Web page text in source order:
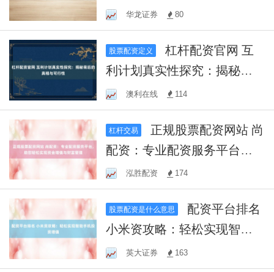
誉与口碑如何？
华龙证券 80
股票配资定义
杠杆配资官网 互
利计划真实性探究：揭秘背
后的真相与可行性
澳利在线 114
杠杆交易
配资：专业配资服务平台，
助您轻松实现资金增值与财
富管理
泓胜配资 174
股票配资是什么意思
小米资攻略：轻松实现智能
手机投资增值
英大证券 163